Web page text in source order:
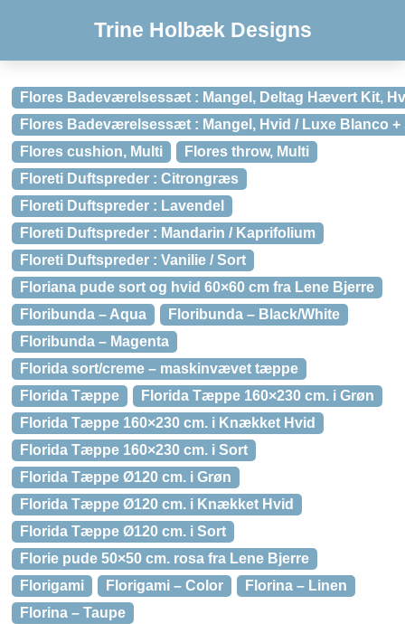
Trine Holbæk Designs
Flores Badeværelsessæt : Mangel, Deltag Hævert Kit,
Flores Badeværelsessæt : Mangel, Hvid / Luxe Blanco +
Flores cushion, Multi
Flores throw, Multi
Floreti Duftspreder : Citrongræs
Floreti Duftspreder : Lavendel
Floreti Duftspreder : Mandarin / Kaprifolium
Floreti Duftspreder : Vanilie / Sort
Floriana pude sort og hvid 60×60 cm fra Lene Bjerre
Floribunda – Aqua
Floribunda – Black/White
Floribunda – Magenta
Florida sort/creme – maskinvævet tæppe
Florida Tæppe
Florida Tæppe 160×230 cm. i Grøn
Florida Tæppe 160×230 cm. i Knækket Hvid
Florida Tæppe 160×230 cm. i Sort
Florida Tæppe Ø120 cm. i Grøn
Florida Tæppe Ø120 cm. i Knækket Hvid
Florida Tæppe Ø120 cm. i Sort
Florie pude 50×50 cm. rosa fra Lene Bjerre
Florigami
Florigami – Color
Florina – Linen
Florina – Taupe